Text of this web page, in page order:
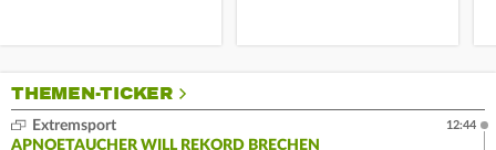
THEMEN-TICKER
Extremsport
APNOETAUCHER WILL REKORD BRECHEN
12:44